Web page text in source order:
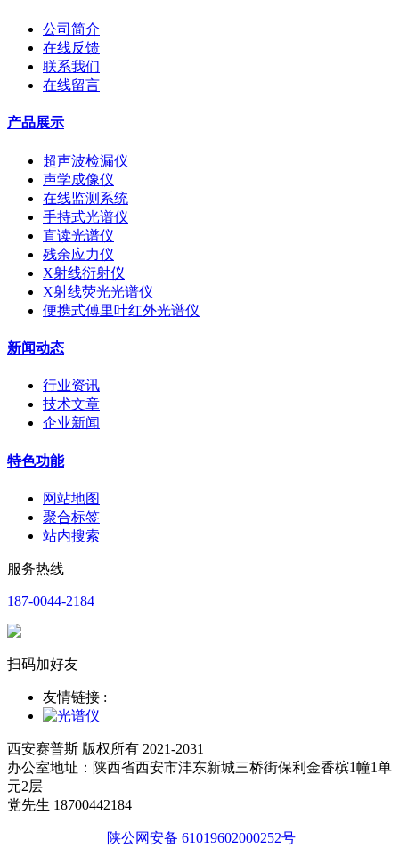
公司简介
在线反馈
联系我们
在线留言
产品展示
超声波检漏仪
声学成像仪
在线监测系统
手持式光谱仪
直读光谱仪
残余应力仪
X射线衍射仪
X射线荧光光谱仪
便携式傅里叶红外光谱仪
新闻动态
行业资讯
技术文章
企业新闻
特色功能
网站地图
聚合标签
站内搜索
服务热线
187-0044-2184
扫码加好友
友情链接 :
西安赛普斯 版权所有 2021-2031
办公室地址：陕西省西安市沣东新城三桥街保利金香槟1幢1单
元2层
党先生 18700442184
陕公网安备 61019602000252号